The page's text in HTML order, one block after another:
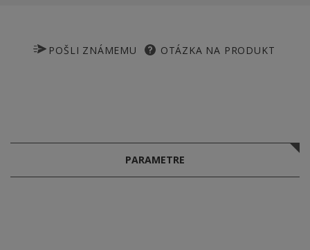
POŠLI ZNÁMEMU OTÁZKA NA PRODUKT
PARAMETRE